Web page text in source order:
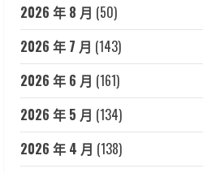
2026 年 8 月 (50)
2026 年 7 月 (143)
2026 年 6 月 (161)
2026 年 5 月 (134)
2026 年 4 月 (138)